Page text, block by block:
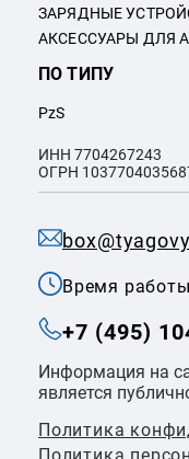
Время
+7 (495)
Информация на
является
Политика
ПО ТИПУ
PzS
ЗАРЯДНЫЕ
АКСЕССУАРЫ ДЛЯ
ИНН 7704267243
ОГРН